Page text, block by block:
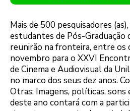
Mais de 500 pesquisadores
estudantes de Pós-Graduação
reunirão na fronteira, entre os
novembro para o XXVI
de Cinema e Audiovisual da
no marco dos seus dez anos.
Otras: Imagens, políticas, sons
deste ano contará com a